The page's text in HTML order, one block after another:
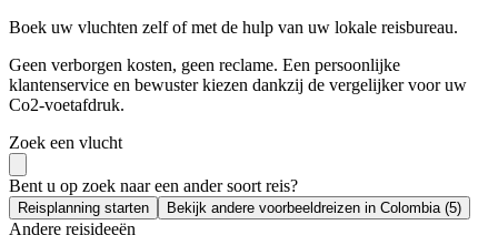
Boek uw vluchten zelf of met de hulp van uw lokale reisbureau.
Geen verborgen kosten, geen reclame. Een persoonlijke
klantenservice en bewuster kiezen dankzij de vergelijker voor uw
Co2-voetafdruk.
Zoek een vlucht
Bent u op zoek naar een ander soort reis?
Reisplanning starten Bekijk andere voorbeeldreizen in Colombia (5)
Andere reisideeën